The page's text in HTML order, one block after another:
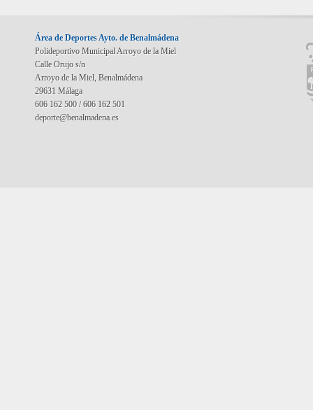
Área de Deportes Ayto. de Benalmádena
Polideportivo Municipal Arroyo de la Miel
Calle Orujo s/n
Arroyo de la Miel, Benalmádena
29631 Málaga
606 162 500 / 606 162 501
deporte@benalmadena.es